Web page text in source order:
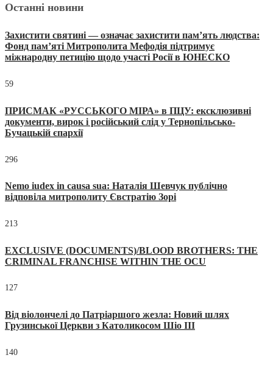
Останні новини
Захистити святині — означає захистити пам’ять людства:
Фонд пам’яті Митрополита Мефодія підтримує
міжнародну петицію щодо участі Росії в ЮНЕСКО
59
ПРИСМАК «РУССЬКОГО МІРА» в ПЦУ: ексклюзивні
документи, вирок і російський слід у Тернопільсько-
Бучацькій єпархії
296
Nemo iudex in causa sua: Наталія Шевчук публічно
відповіла митрополиту Євстратію Зорі
213
EXCLUSIVE (DOCUMENTS)/BLOOD BROTHERS: THE
CRIMINAL FRANCHISE WITHIN THE OCU
127
Від віолончелі до Патріаршого жезла: Новий шлях
Грузинської Церкви з Католикосом Шіо III
140